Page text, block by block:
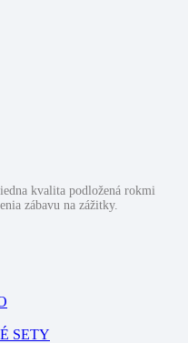
kvalita podložená rokmi
zábavu na zážitky.
SETY